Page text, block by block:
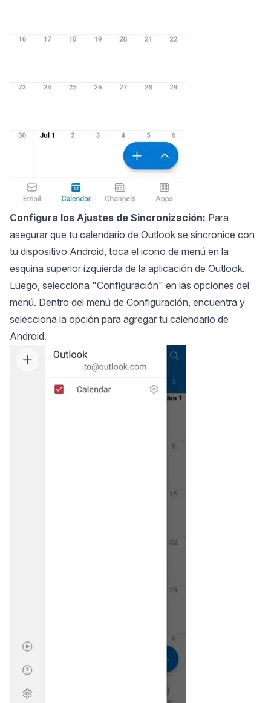
Configura los Ajustes de Sincronización: Para
asegurar que tu calendario de Outlook se sincronice con
tu dispositivo Android, toca el icono de menú en la
esquina superior izquierda de la aplicación de Outlook.
Luego, selecciona "Configuración" en las opciones del
menú. Dentro del menú de Configuración, encuentra y
selecciona la opción para agregar tu calendario de
Android.